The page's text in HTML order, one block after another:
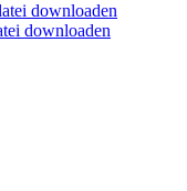
downloaden
downloaden